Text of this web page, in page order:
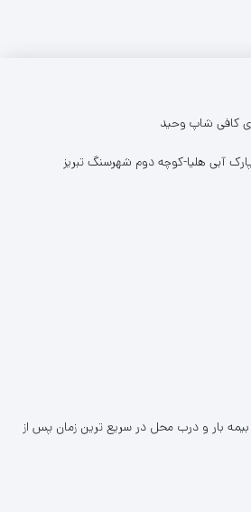
بیمه بار و درب محل در سریع ترین زمان پس از